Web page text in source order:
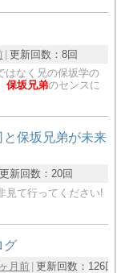
更新回数： 8回
はなく兄の保坂学の
保坂兄弟のセンスに
保坂兄弟が未来
更新回数： 20回
見て行ってください!
グ
月前 更新回数： 126回